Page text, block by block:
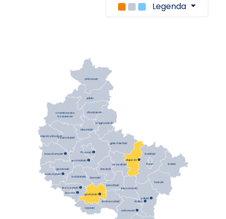
Legenda
chodzieski
czarnkowsko
trzcianecki
gnieźnieński
gostyński 
grodziski
jarociński
kaliski
kolski
koniński
kościański
krotoszyński
leszczyński 
międzychodzki
nowotomyski 
obornicki
ostrowski 
pilski
pleszewski
poznański 
rawicki
słupecki 
szamotulski
średzki
śremski
turecki
wągrowiecki
wolsztyński
wrzesiński
złotowski
Kalisz 
Konin
Leszno
Poznań 